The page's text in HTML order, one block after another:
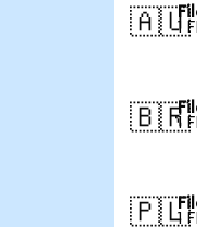
🇦🇺
1
🇧🇷
1
🇵🇱
1